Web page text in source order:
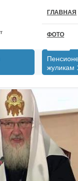
ГЛАВНАЯ
ФОТО
жуликам